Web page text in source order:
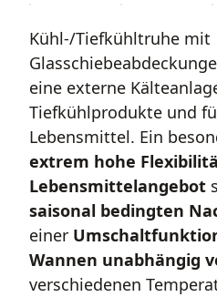
Kühl-/Tiefkühltruhe mit
eine externe
Tiefkühlprodukte und
Lebensmittel. Ein
extrem hohe
Lebensmittelangebot
saisonal bedingten
einer
Wannen unabhängig
verschiedenen